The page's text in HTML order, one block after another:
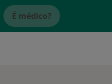
É médico?